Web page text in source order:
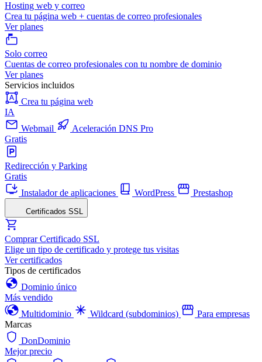
Hosting web y correo
Crea tu página web + cuentas de correo profesionales
Ver planes
Solo correo
Cuentas de correo profesionales con tu nombre de dominio
Ver planes
Servicios incluidos
Crea tu página web
IA
Webmail
Aceleración DNS Pro
Gratis
Redirección y Parking
Gratis
Instalador de aplicaciones
WordPress Prestashop
Certificados SSL
Comprar Certificado SSL
Elige un tipo de certificado y protege tus visitas
Ver certificados
Tipos de certificados
Dominio único
Más vendido
Multidominio
Wildcard (subdominios)
Para empresas
Marcas
DonDominio
Mejor precio